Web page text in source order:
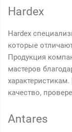
Hardex
Hardex
которые
Продукция
мастеров
качество,
Antares